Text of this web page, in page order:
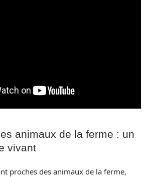
animaux de la ferme : un
vivant
proches des animaux de la ferme,